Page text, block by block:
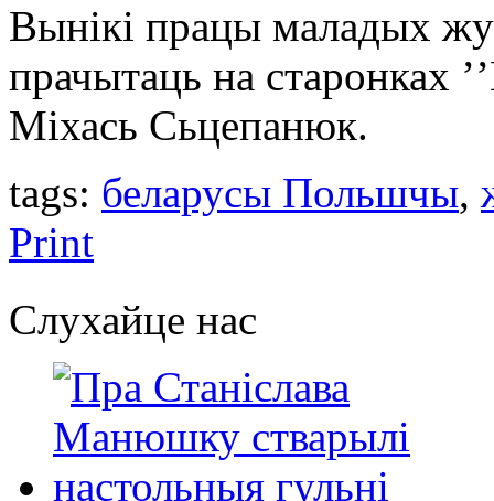
Вынікі працы маладых
прачытаць на старонках
Міхась Сьцепанюк.
tags: беларусы Польшчы,
Print
Слухайце нас